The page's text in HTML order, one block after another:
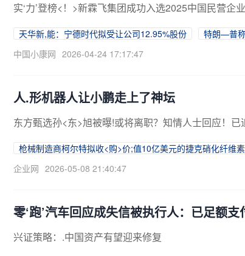
实‘力’登榜<！>新霖飞集团成功入选2025中国民营企
天华新,能：宁德时代拟受让公司12.95%股份
特朗—普
中国小康网 2026-04-24 17:17:47
人.形机器人让小鹏走上了神坛
东方甄选孙<东>旭被曝!或将离职？知情人士回应！
枪械制造商柯尔特拟收<购>价;值10亿美元的捷克硝化纤维
企业网 2026-05-08 21:40:47
零‘跑’汽车回应成失信被执行人：已足额
兴证策略：.中国资产有望迎来修复